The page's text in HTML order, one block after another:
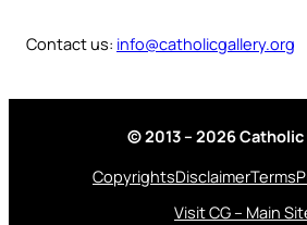
Contact us: info@catholicgallery.org
© 2013 – 2026
CopyrightsDisclaimerTerms
Visit CG – Main